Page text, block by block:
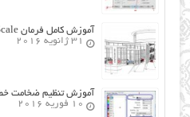
آموزش کامل فرمان Scale در اتوکد
31 ژانویه 2016
آموزش تنظیم ضخامت
10 فوریه 2016